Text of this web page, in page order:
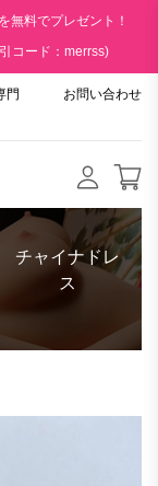
無料でプレゼント！
コード：merrss)
門
お問い合わせ
チャイナドレ
ス